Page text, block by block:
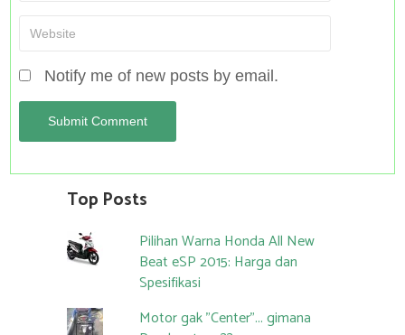
Notify me of new posts by email.
Top Posts
Pilihan Warna Honda All New
Beat eSP 2015: Harga dan
Spesifikasi
Motor gak "Center"... gimana